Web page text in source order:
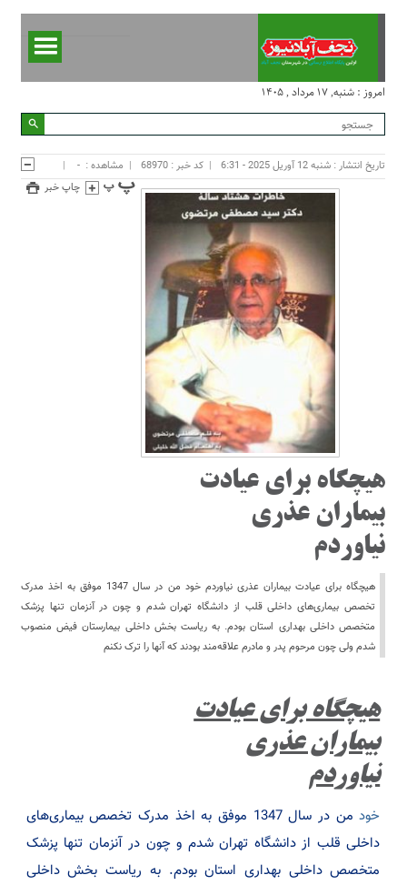
امروز : شنبه, ۱۷ مرداد , ۱۴۰۵
تاریخ انتشار : شنبه 12 آوریل 2025 - 6:31 کد خبر : 68970 مشاهده : -
چاپ خبر
هیچگاه برای عیادت
بیماران عذری
نیاوردم
هیچگاه برای عیادت بیماران عذری نیاوردم خود من در سال 1347 موفق به اخذ مدرک
تخصص بیماری‌های داخلی قلب از دانشگاه تهران شدم و چون در آنزمان تنها پزشک
متخصص داخلی بهداری استان بودم. به ریاست بخش داخلی بیمارستان فیض منصوب
شدم ولی چون مرحوم پدر و مادرم علاقه‌مند بودند که آنها را ترک نکنم
هیچگاه برای عیادت
بیماران عذری
نیاوردم
خود
من در سال 1347 موفق به اخذ مدرک تخصص بیماری‌های
داخلی قلب از دانشگاه تهران شدم و چون در آنزمان تنها پزشک
متخصص داخلی بهداری استان بودم. به ریاست بخش داخلی